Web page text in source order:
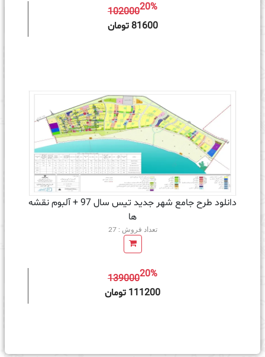
10200020%
81600 تومان
دانلود طرح جامع شهر جدید تیس سال 97 + آلبوم نقشه
ها
تعداد فروش : 27
13900020%
111200 تومان